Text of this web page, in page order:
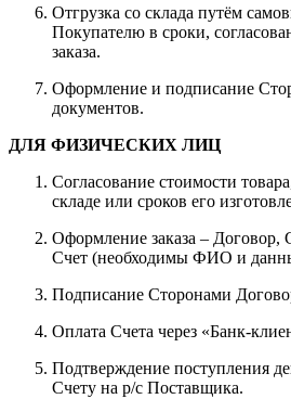
Отгрузка со склада путём
Покупателю в сроки,
заказа.
Оформление и подписание
документов.
ДЛЯ ФИЗИЧЕСКИХ ЛИЦ
Согласование стоимости
складе или сроков его
Оформление заказа – Договор,
Счет (необходимы ФИО и
Подписание Сторонами
Оплата Счета через «Банк-
Подтверждение поступления
Счету на р/с Поставщика.